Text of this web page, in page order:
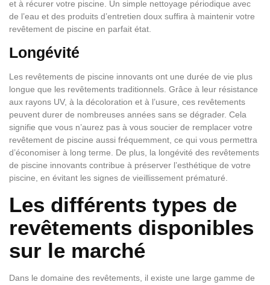
et à récurer votre piscine. Un simple nettoyage périodique avec
de l’eau et des produits d’entretien doux suffira à maintenir votre
revêtement de piscine en parfait état.
Longévité
Les revêtements de piscine innovants ont une durée de vie plus
longue que les revêtements traditionnels. Grâce à leur résistance
aux rayons UV, à la décoloration et à l’usure, ces revêtements
peuvent durer de nombreuses années sans se dégrader. Cela
signifie que vous n’aurez pas à vous soucier de remplacer votre
revêtement de piscine aussi fréquemment, ce qui vous permettra
d’économiser à long terme. De plus, la longévité des revêtements
de piscine innovants contribue à préserver l’esthétique de votre
piscine, en évitant les signes de vieillissement prématuré.
Les différents types de
revêtements disponibles
sur le marché
Dans le domaine des revêtements, il existe une large gamme de